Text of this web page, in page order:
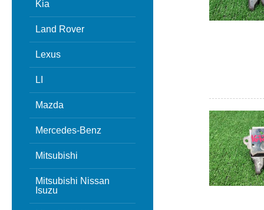
Kia
Land Rover
Lexus
LI
Mazda
Mercedes-Benz
Mitsubishi
Mitsubishi Nissan
Isuzu